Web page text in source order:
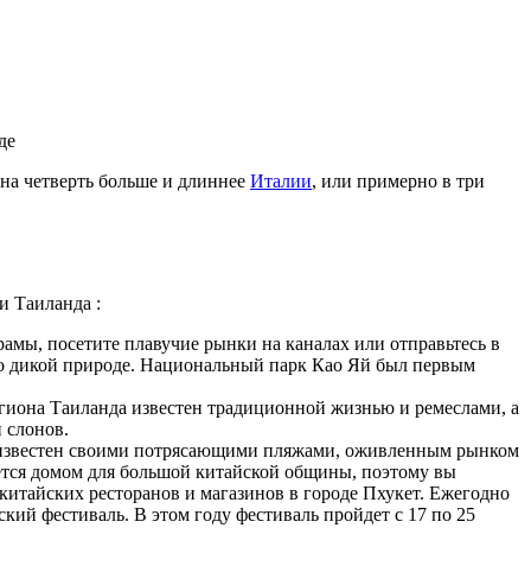
четверть больше и длиннее Италии, или примерно в три
Таиланда :
посетите плавучие рынки на каналах или отправьтесь в
дикой природе. Национальный парк Као Яй был первым
Таиланда известен традиционной жизнью и ремеслами, а
слонов.
своими потрясающими пляжами, оживленным рынком
домом для большой китайской общины, поэтому вы
ресторанов и магазинов в городе Пхукет. Ежегодно
фестиваль. В этом году фестиваль пройдет с 17 по 25